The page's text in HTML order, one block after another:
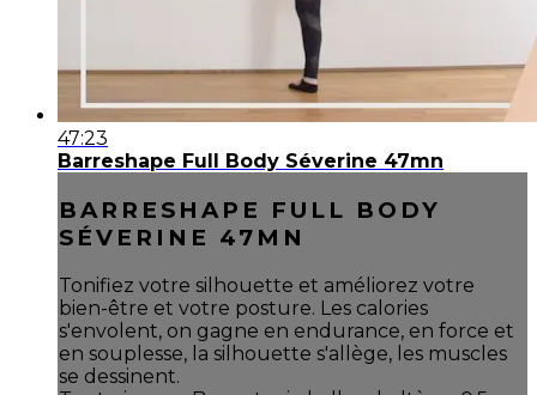
47:23
Barreshape Full Body Séverine 47mn
BARRESHAPE FULL BODY
SÉVERINE 47MN
Tonifiez votre silhouette et améliorez votre
bien-être et votre posture. Les calories
s'envolent, on gagne en endurance, en force et
en souplesse, la silhouette s'allège, les muscles
se dessinent.